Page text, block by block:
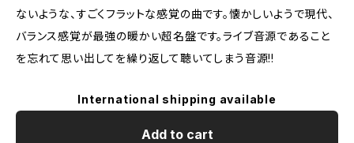
ないような、すごくフラットな感覚の曲です。懐かしいようで現代、
バランス感覚が最強の暖かい超名盤です。ライブ音源であること
を忘れて思い出してを繰り返して聴いてしまう音源!!
International shipping available
Add to cart